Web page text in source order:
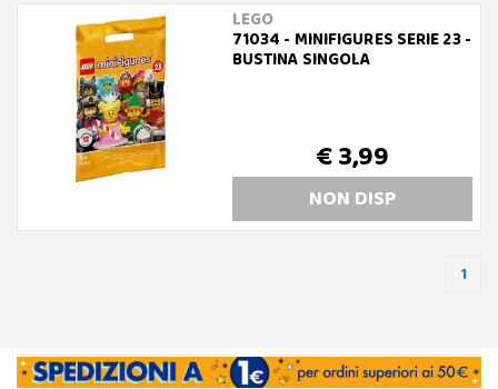
LEGO
71034 - MINIFIGURES SERIE 23 -
BUSTINA SINGOLA
€ 3,99
NON DISP
1